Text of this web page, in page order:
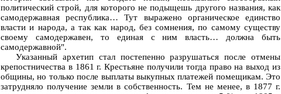
политический строй, для которого не подыщешь другого названия, как
самодержавная республика… Тут выражено органическое единство
власти и народа, а так как народ, без сомнения, по самому существу
своему самодержавен, то единая с ним власть… должна быть
самодержавной".
Указанный архетип стал постепенно разрушаться после отмены
крепостничества в 1861 г. Крестьяне получили тогда право на выход из
общины, но только после выплаты выкупных платежей помещикам. Это
затрудняло получение земли в собственность. Тем не менее, в 1877 г.